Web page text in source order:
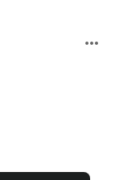
more_horiz